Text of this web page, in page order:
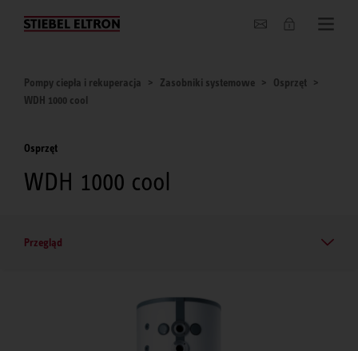
O nas
Pompy ciepła i rekuperacja Zasobniki systemowe
Osprzęt
WDH 1000 cool
Osprzęt
WDH 1000 cool
Przegląd